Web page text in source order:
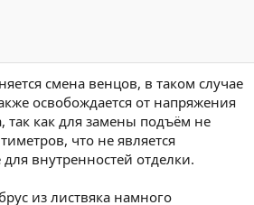
смена венцов, в таком случае
освобождается от напряжения
так как для замены подъём не
что не является
внутренностей отделки.
из листвяка намного